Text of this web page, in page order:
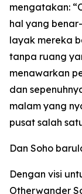
mengatakan:
hal yang
layak mereka
tanpa ruang
menawarkan
dan
malam yang
pusat salah
Dan Soho
Dengan visi
Otherwander